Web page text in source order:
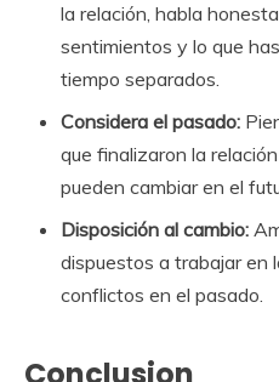
la relación, habla
sentimientos y lo que
tiempo separados.
Considera el pasado:
que finalizaron la
pueden cambiar en el
Disposición al cambio:
dispuestos a trabajar en
conflictos en el pasado.